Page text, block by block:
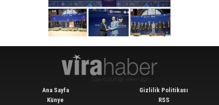
Ana Sayfa
Künye
Gizlilik Politikası
RSS